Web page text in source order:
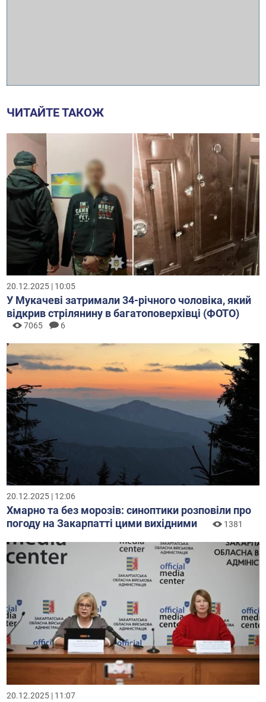
ЧИТАЙТЕ ТАКОЖ
20.12.2025 | 10:05
У Мукачеві затримали 34-річного чоловіка, який
відкрив стрілянину в багатоповерхівці (ФОТО)
7065 6
20.12.2025 | 12:06
Хмарно та без морозів: синоптики розповіли про
погоду на Закарпатті цими вихідними
1381
20.12.2025 | 11:07